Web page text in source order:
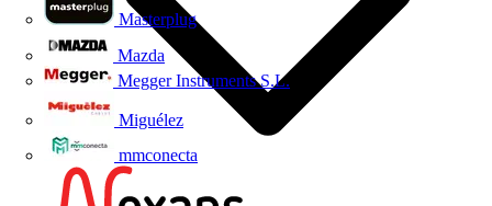
Masterplug
Mazda
Megger Instruments S.L.
Miguélez
mmconecta